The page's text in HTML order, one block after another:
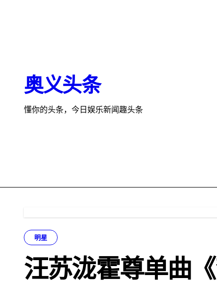
奥义头条
懂你的头条，今日娱乐新闻趣头条
明星
汪苏泷霍尊单曲